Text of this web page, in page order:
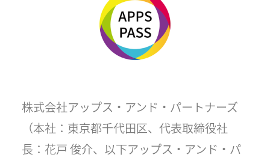
株式会社アップス・アンド・パートナーズ
（本社：東京都千代田区、代表取締役社
長：花戸 俊介、以下アップス・アンド・パ